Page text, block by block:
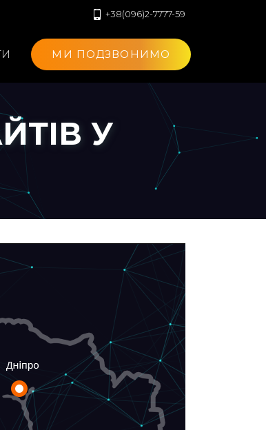
+38(096)2-7777-59
МИ ПОДЗВОНИМО
У